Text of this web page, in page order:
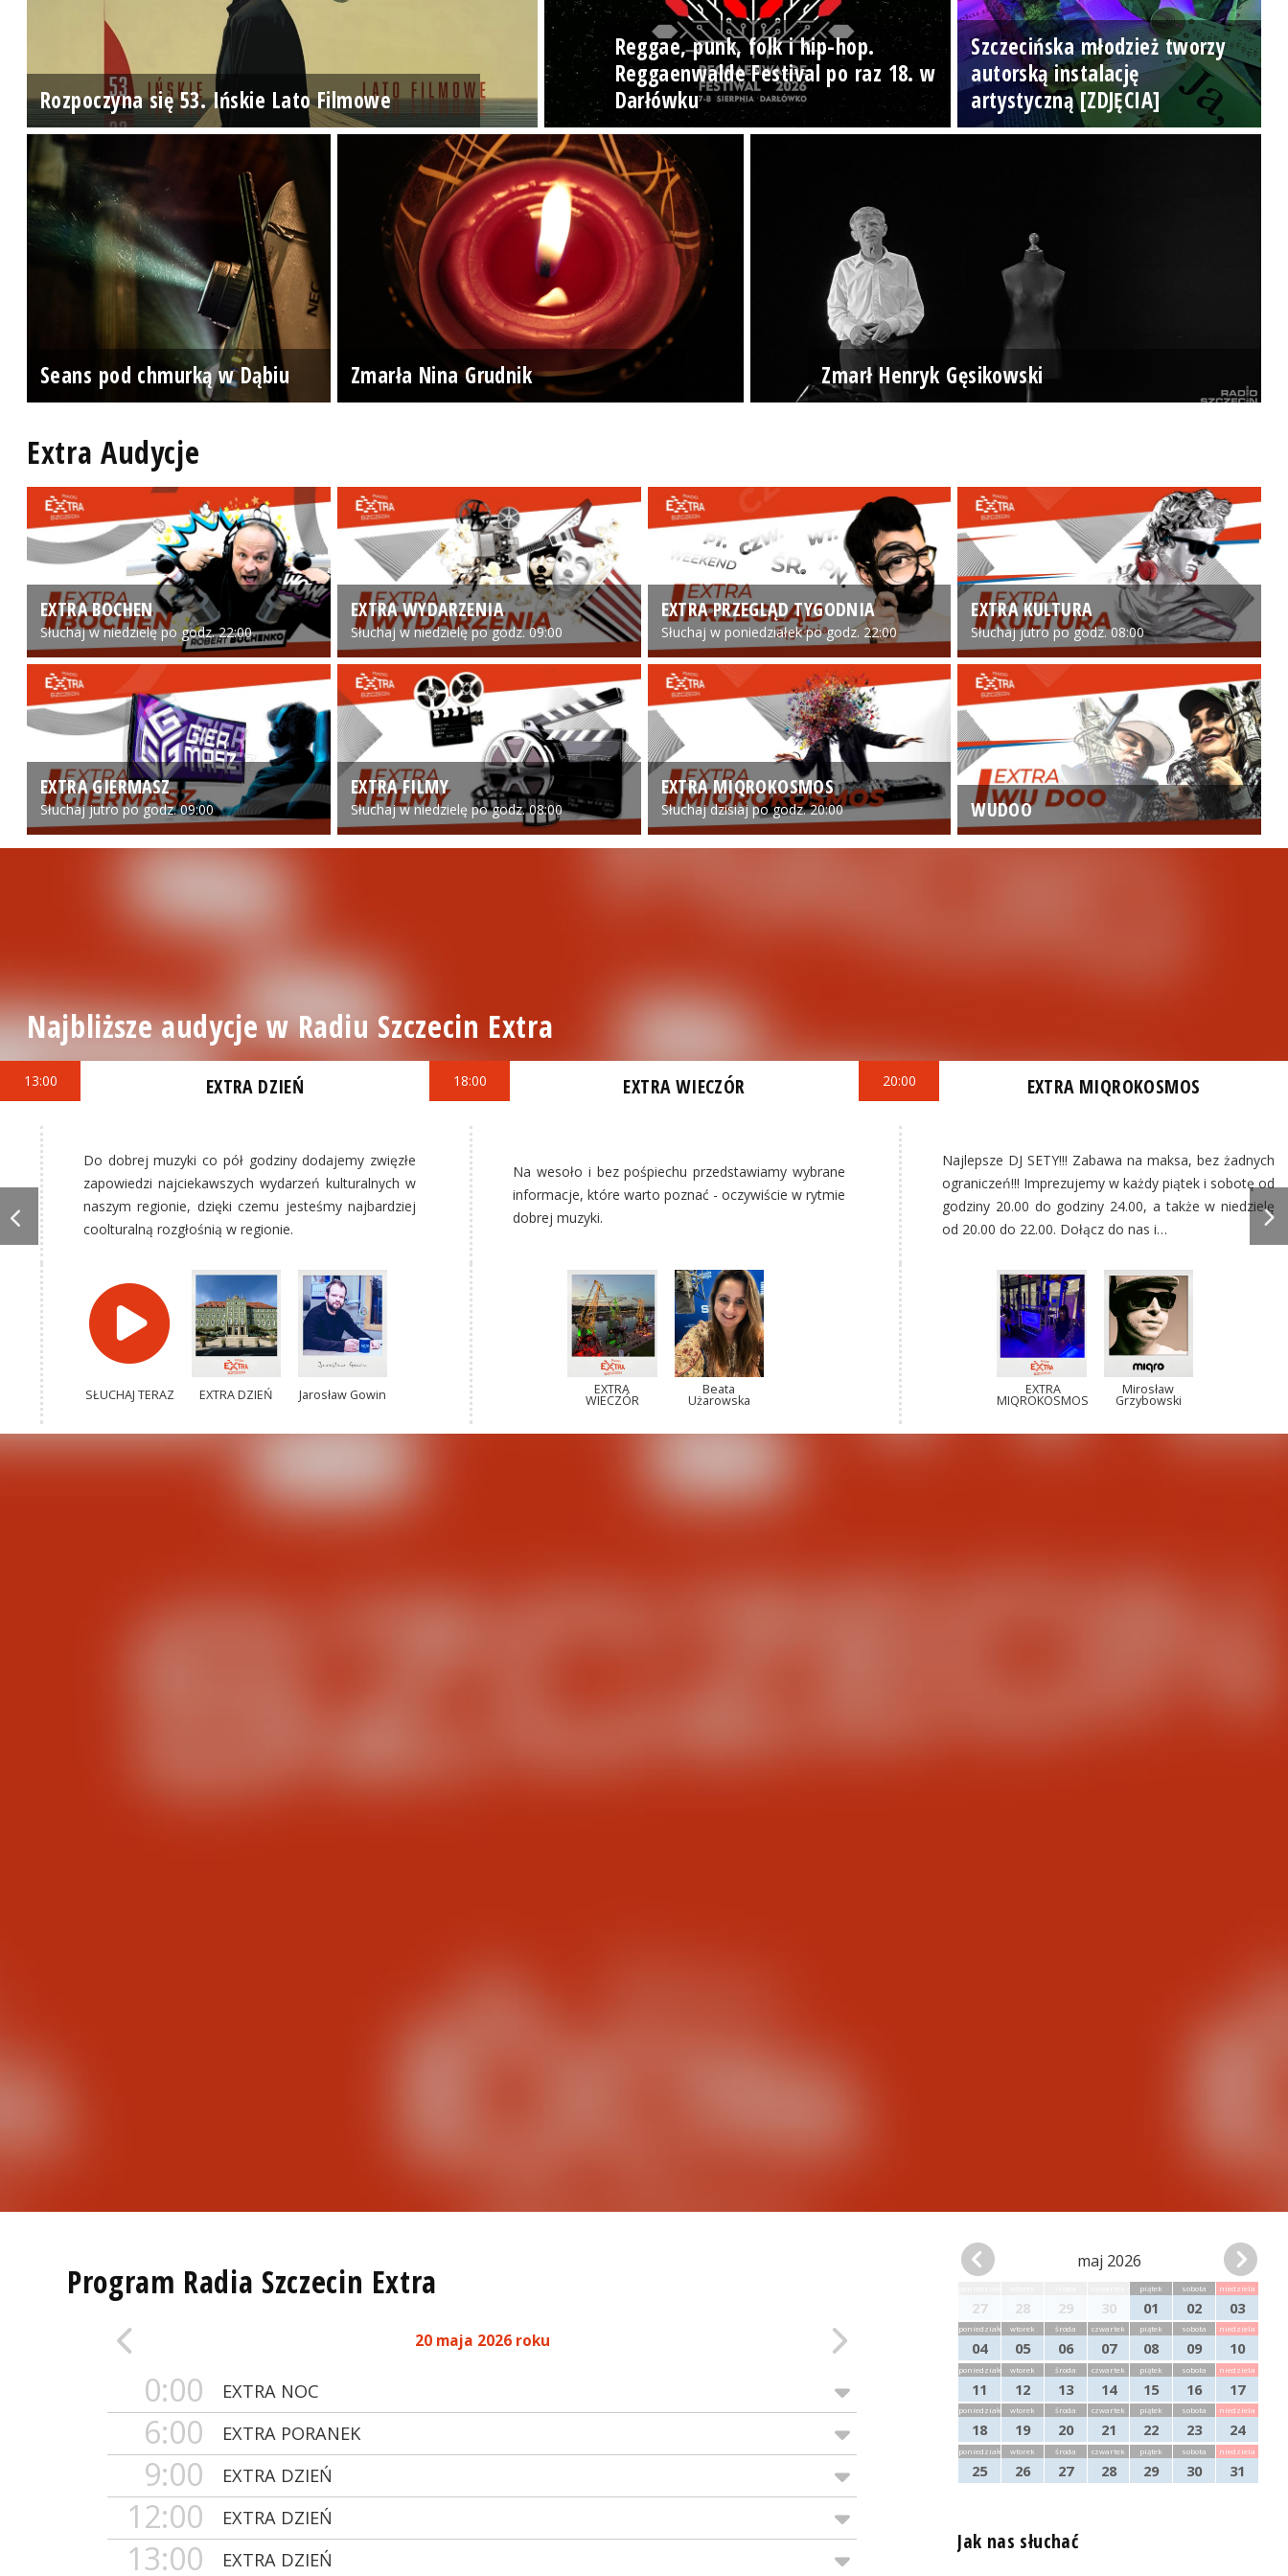
Rozpoczyna się 53. Ińskie Lato Filmowe
Reggae, punk, folk i hip-hop.
Reggaenwalde Festival po raz 18. w
Darłówku
Szczecińska młodzież tworzy
autorską instalację
artystyczną [ZDJĘCIA]
Seans pod chmurką w Dąbiu Zmarła Nina Grudnik Zmarł Henryk Gęsikowski
Extra Audycje
EXTRA BOCHEN
Słuchaj w niedzielę po godz. 22:00
EXTRA WYDARZENIA
Słuchaj w niedzielę po godz. 09:00
EXTRA PRZEGLĄD TYGODNIA
Słuchaj w poniedziałek po godz. 22:00
EXTRA KULTURA
Słuchaj jutro po godz. 08:00
EXTRA GIERMASZ
Słuchaj jutro po godz. 09:00
EXTRA FILMY
Słuchaj w niedzielę po godz. 08:00
EXTRA MIQROKOSMOS
Słuchaj dzisiaj po godz. 20:00 WUDOO
Najbliższe audycje w Radiu Szczecin Extra
13:00 EXTRA DZIEŃ
Do dobrej muzyki co pół godziny dodajemy zwięzłe
zapowiedzi najciekawszych wydarzeń kulturalnych w
naszym regionie, dzięki czemu jesteśmy najbardziej
coolturalną rozgłośnią w regionie.
SŁUCHAJ TERAZ EXTRA DZIEŃ Jarosław Gowin
18:00 EXTRA WIECZÓR
Na wesoło i bez pośpiechu przedstawiamy wybrane
informacje, które warto poznać - oczywiście w rytmie
dobrej muzyki.
EXTRA
WIECZÓR
Beata
Użarowska
20:00 EXTRA MIQROKOSMOS
Najlepsze DJ SETY!!! Zabawa na maksa, bez żadnych
ograniczeń!!! Imprezujemy w każdy piątek i sobotę od
godziny 20.00 do godziny 24.00, a także w niedzielę
od 20.00 do 22.00. Dołącz do nas i…
EXTRA
MIQROKOSMOS
Mirosław
Grzybowski
Program Radia Szczecin Extra
20 maja 2026 roku
0:00 EXTRA NOC
6:00 EXTRA PORANEK
9:00 EXTRA DZIEŃ
12:00 EXTRA DZIEŃ
13:00 EXTRA DZIEŃ
maj 2026
27 28 29 30
piątek
01
sobota
02
niedziela
03
poniedziałek
04
wtorek
05
środa
06
czwartek
07
piątek
08
sobota
09
niedziela
10
poniedziałek
11
wtorek
12
środa
13
czwartek
14
piątek
15
sobota
16
niedziela
17
poniedziałek
18
wtorek
19
środa
20
czwartek
21
piątek
22
sobota
23
niedziela
24
poniedziałek
25
wtorek
26
środa
27
czwartek
28
piątek
29
sobota
30
niedziela
31
Jak nas słuchać